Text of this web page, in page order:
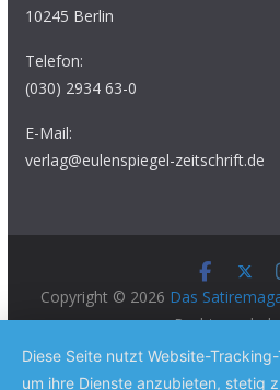
10245 Berlin
Telefon:
(030) 2934 63-0
E-Mail:
verlag@eulenspiegel-zeitschrift.de
Copyright © 2026 Das
Rechte
Theme:ColorMag Provon
Diese Seite nutzt Website-
um ihre Dienste anzubieten, stetig